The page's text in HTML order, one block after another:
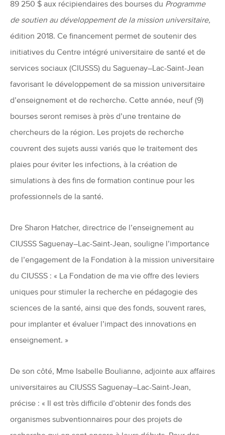
89 250 $ aux récipiendaires des bourses du Programme
de soutien au développement de la mission universitaire,
édition 2018. Ce financement permet de soutenir des
initiatives du Centre intégré universitaire de santé et de
services sociaux (CIUSSS) du Saguenay–Lac-Saint-Jean
favorisant le développement de sa mission universitaire
d’enseignement et de recherche. Cette année, neuf (9)
bourses seront remises à près d’une trentaine de
chercheurs de la région. Les projets de recherche
couvrent des sujets aussi variés que le traitement des
plaies pour éviter les infections, à la création de
simulations à des fins de formation continue pour les
professionnels de la santé.
Dre Sharon Hatcher, directrice de l’enseignement au
CIUSSS Saguenay–Lac-Saint-Jean, souligne l’importance
de l’engagement de la Fondation à la mission universitaire
du CIUSSS : « La Fondation de ma vie offre des leviers
uniques pour stimuler la recherche en pédagogie des
sciences de la santé, ainsi que des fonds, souvent rares,
pour implanter et évaluer l’impact des innovations en
enseignement. »
De son côté, Mme Isabelle Boulianne, adjointe aux affaires
universitaires au CIUSSS Saguenay–Lac-Saint-Jean,
précise : « Il est très difficile d’obtenir des fonds des
organismes subventionnaires pour des projets de